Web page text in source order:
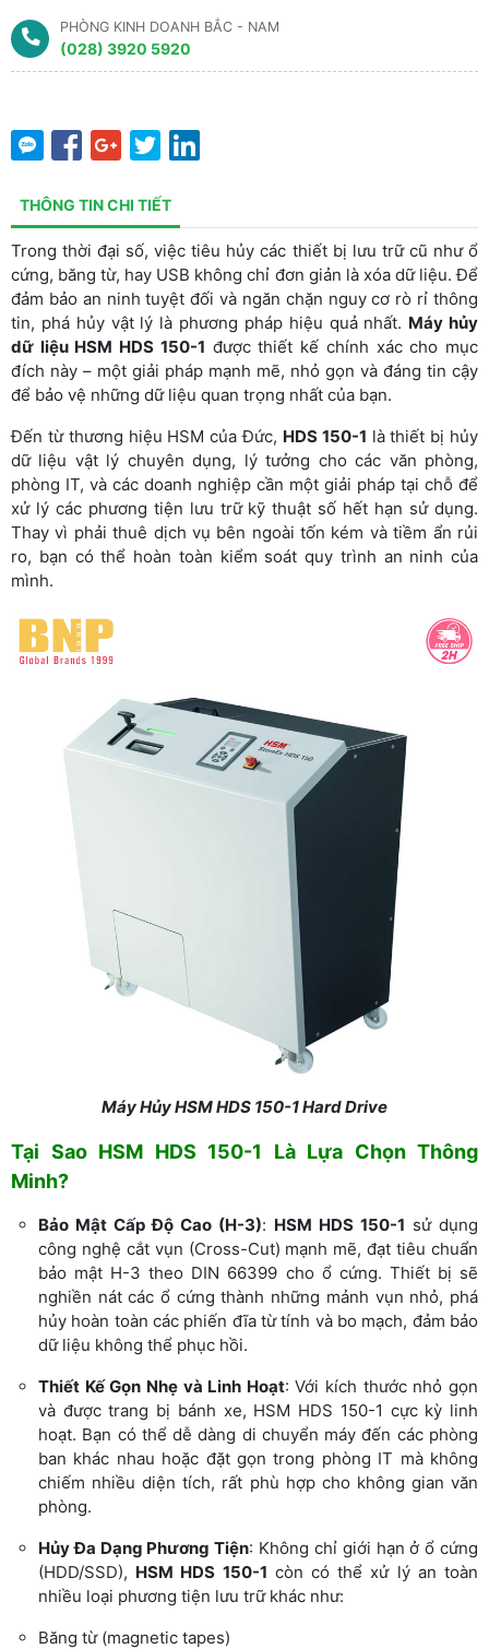
PHÒNG KINH DOANH BẮC - NAM
(028) 3920 5920
THÔNG TIN CHI TIẾT
Trong thời đại số, việc tiêu hủy các thiết bị lưu trữ cũ như ổ
cứng, băng từ, hay USB không chỉ đơn giản là xóa dữ liệu. Để
đảm bảo an ninh tuyệt đối và ngăn chặn nguy cơ rò rỉ thông
tin, phá hủy vật lý là phương pháp hiệu quả nhất. Máy hủy
dữ liệu HSM HDS 150-1 được thiết kế chính xác cho mục
đích này – một giải pháp mạnh mẽ, nhỏ gọn và đáng tin cậy
để bảo vệ những dữ liệu quan trọng nhất của bạn.
Đến từ thương hiệu HSM của Đức, HDS 150-1 là thiết bị hủy
dữ liệu vật lý chuyên dụng, lý tưởng cho các văn phòng,
phòng IT, và các doanh nghiệp cần một giải pháp tại chỗ để
xử lý các phương tiện lưu trữ kỹ thuật số hết hạn sử dụng.
Thay vì phải thuê dịch vụ bên ngoài tốn kém và tiềm ẩn rủi
ro, bạn có thể hoàn toàn kiểm soát quy trình an ninh của
mình.
Máy Hủy HSM HDS 150-1 Hard Drive
Tại Sao HSM HDS 150-1 Là Lựa Chọn Thông
Minh?
Bảo Mật Cấp Độ Cao (H-3): HSM HDS 150-1 sử dụng
công nghệ cắt vụn (Cross-Cut) mạnh mẽ, đạt tiêu chuẩn
bảo mật H-3 theo DIN 66399 cho ổ cứng. Thiết bị sẽ
nghiền nát các ổ cứng thành những mảnh vụn nhỏ, phá
hủy hoàn toàn các phiến đĩa từ tính và bo mạch, đảm bảo
dữ liệu không thể phục hồi.
Thiết Kế Gọn Nhẹ và Linh Hoạt: Với kích thước nhỏ gọn
và được trang bị bánh xe, HSM HDS 150-1 cực kỳ linh
hoạt. Bạn có thể dễ dàng di chuyển máy đến các phòng
ban khác nhau hoặc đặt gọn trong phòng IT mà không
chiếm nhiều diện tích, rất phù hợp cho không gian văn
phòng.
Hủy Đa Dạng Phương Tiện: Không chỉ giới hạn ở ổ cứng
(HDD/SSD), HSM HDS 150-1 còn có thể xử lý an toàn
nhiều loại phương tiện lưu trữ khác như:
Băng từ (magnetic tapes)